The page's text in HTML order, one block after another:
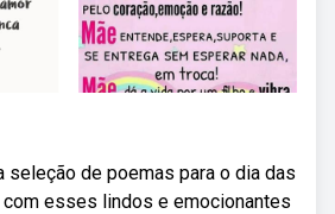
seleção de poemas para o dia das
esses lindos e emocionantes